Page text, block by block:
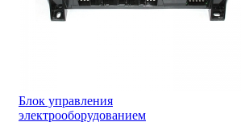
Блок управления
электрооборудованием